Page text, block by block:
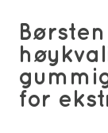
for